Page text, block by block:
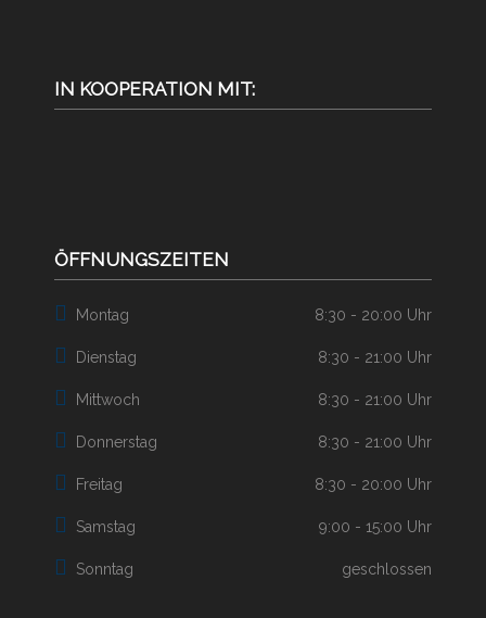
IN KOOPERATION MIT:
ÖFFNUNGSZEITEN
Montag 8:30 - 20:00 Uhr
Dienstag 8:30 - 21:00 Uhr
Mittwoch 8:30 - 21:00 Uhr
Donnerstag 8:30 - 21:00 Uhr
Freitag 8:30 - 20:00 Uhr
Samstag 9:00 - 15:00 Uhr
Sonntag geschlossen